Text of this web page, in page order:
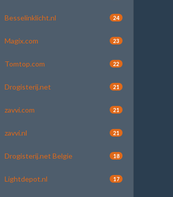
Besselinklicht.nl 24
Magix.com 23
Tomtop.com 22
Drogisterij.net 21
zavvi.com 21
zavvi.nl 21
Drogisterij.net Belgie 18
Lightdepot.nl 17